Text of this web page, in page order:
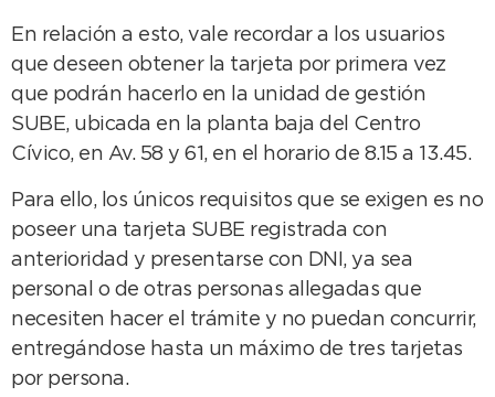
En relación a esto, vale recordar a los usuarios
que deseen obtener la tarjeta por primera vez
que podrán hacerlo en la unidad de gestión
SUBE, ubicada en la planta baja del Centro
Cívico, en Av. 58 y 61, en el horario de 8.15 a 13.45.
Para ello, los únicos requisitos que se exigen es no
poseer una tarjeta SUBE registrada con
anterioridad y presentarse con DNI, ya sea
personal o de otras personas allegadas que
necesiten hacer el trámite y no puedan concurrir,
entregándose hasta un máximo de tres tarjetas
por persona.